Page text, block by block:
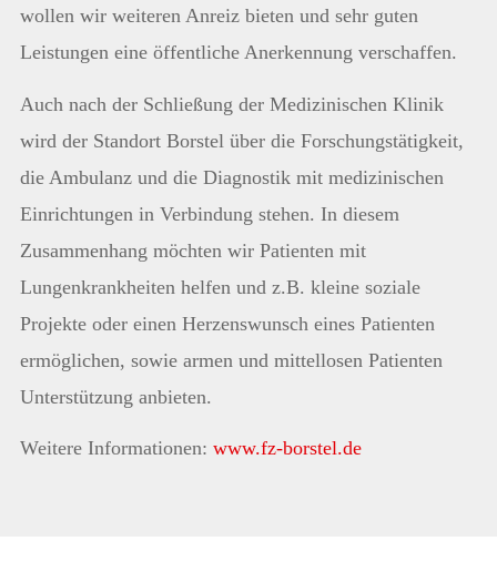
wollen wir weiteren Anreiz bieten und sehr guten
Leistungen eine öffentliche Anerkennung verschaffen.
Auch nach der Schließung der Medizinischen Klinik
wird der Standort Borstel über die Forschungstätigkeit,
die Ambulanz und die Diagnostik mit medizinischen
Einrichtungen in Verbindung stehen. In diesem
Zusammenhang möchten wir Patienten mit
Lungenkrankheiten helfen und z.B. kleine soziale
Projekte oder einen Herzenswunsch eines Patienten
ermöglichen, sowie armen und mittellosen Patienten
Unterstützung anbieten.
Weitere Informationen: www.fz-borstel.de